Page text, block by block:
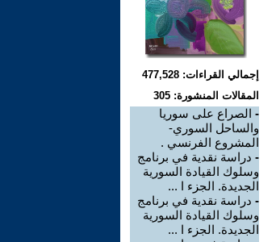
إجمالي القراءات: 477,528
المقالات المنشورة: 305
- الصراع على سوريا
والساحل السوري-
المشروع الفرنسي .
- دراسة نقدية في برنامج
وسلوك القيادة السورية
الجديدة. الجزء ا ...
- دراسة نقدية في برنامج
وسلوك القيادة السورية
الجديدة. الجزء ا ...